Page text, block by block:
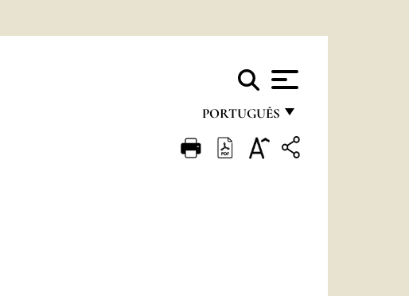
PORTUGUÊS
FRANÇAIS